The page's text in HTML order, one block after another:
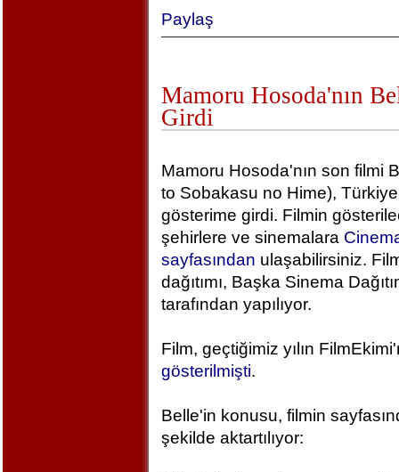
Paylaş
Mamoru Hosoda'nın
Girdi
Mamoru Hosoda'nın son filmi
to Sobakasu no Hime),
gösterime girdi. Filmin
şehirlere ve sinemalara
sayfasından ulaşabilirsiniz.
dağıtımı, Başka Sinema
tarafından yapılıyor.
Film, geçtiğimiz yılın
gösterilmişti.
Belle'in konusu, filmin
şekilde aktartılıyor: